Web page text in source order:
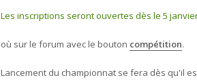
Les inscriptions seront ouvertes dès le 5
où sur le forum avec le bouton compétition.
Lancement du championnat se fera dès qu'il